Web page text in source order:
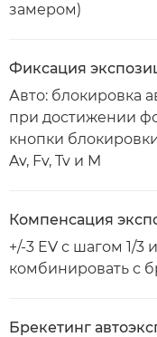
замером)
Фиксация
Авто: блокировка
при достижении
кнопки
Av, Fv, Tv и M
Компенсация
+/-3 EV с шагом 1/3
комбинировать с
Брекетинг